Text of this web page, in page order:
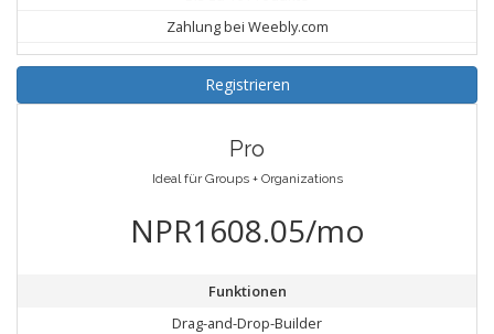
Zahlung bei Weebly.com
Registrieren
Pro
Ideal für Groups + Organizations
NPR1608.05/mo
Funktionen
Drag-and-Drop-Builder